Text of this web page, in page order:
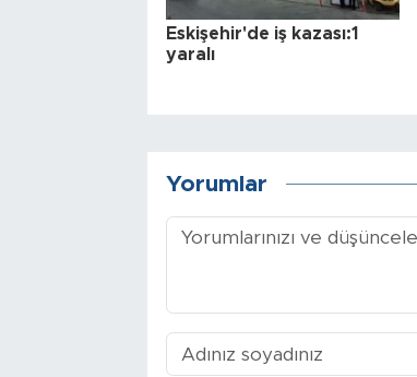
Eskişehir'de iş kazası:1
yaralı
Yorumlar